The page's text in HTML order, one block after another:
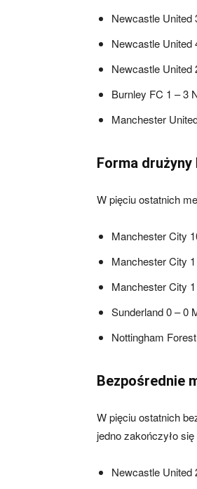
Newcastle United
Newcastle United
Newcastle United
Burnley FC 1 – 3
Manchester
Forma
W pięciu ostatnich
Manchester City
Manchester City
Manchester City
Sunderland 0 – 0
Nottingham
Bezpośrednie
W pięciu ostatnich
jedno zakończyło
Newcastle United